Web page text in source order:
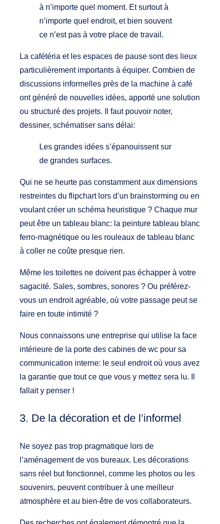
à n’importe quel moment. Et surtout à
n’importe quel endroit, et bien souvent
ce n’est pas à votre place de travail.
La cafétéria et les espaces de pause sont des lieux
particulièrement importants à équiper. Combien de
discussions informelles près de la machine à café
ont généré de nouvelles idées, apporté une solution
ou structuré des projets. Il faut pouvoir noter,
dessiner, schématiser sans délai:
Les grandes idées s’épanouissent sur
de grandes surfaces.
Qui ne se heurte pas constamment aux dimensions
restreintes du flipchart lors d’un brainstorming ou en
voulant créer un schéma heuristique ? Chaque mur
peut être un tableau blanc: la peinture tableau blanc
ferro-magnétique ou les rouleaux de tableau blanc
à coller ne coûte presque rien.
Même les toilettes ne doivent pas échapper à votre
sagacité. Sales, sombres, sonores ? Ou préférez-
vous un endroit agréable, où votre passage peut se
faire en toute intimité ?
Nous connaissons une entreprise qui utilise la face
intérieure de la porte des cabines de wc pour sa
communication interne: le seul endroit où vous avez
la garantie que tout ce que vous y mettez sera lu. Il
fallait y penser !
3. De la décoration et de l’informel
Ne soyez pas trop pragmatique lors de
l’aménagement de vos bureaux. Les décorations
sans réel but fonctionnel, comme les photos ou les
souvenirs, peuvent contribuer à une meilleur
atmosphère et au bien-être de vos collaborateurs.